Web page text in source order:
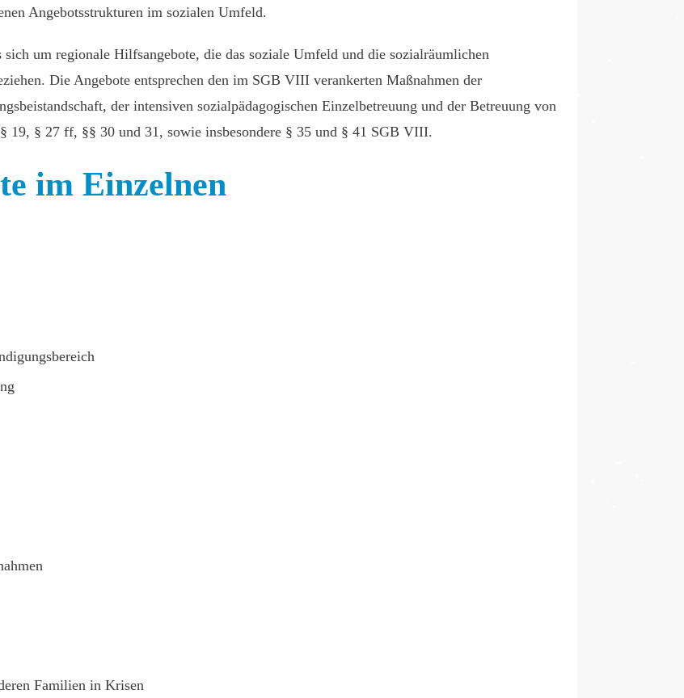
Angebotsstrukturen im sozialen Umfeld.
um regionale Hilfsangebote, die das soziale Umfeld und die sozialräumlichen
Die Angebote entsprechen den im SGB VIII verankerten Maßnahmen der
der intensiven sozialpädagogischen Einzelbetreuung und der Betreuung von
19, § 27 ff, §§ 30 und 31, sowie insbesondere § 35 und § 41 SGB VIII.
im Einzelnen
Familien in Krisen